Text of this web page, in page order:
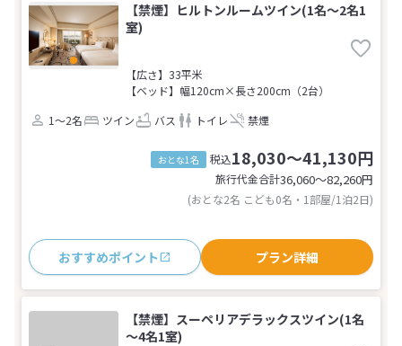
【禁煙】ヒルトンルームツイン(1名～2名1
室)
【広さ】33平米
【ベッド】幅120cm×長さ200cm（2台）
1～2名
ツイン バス トイレ 禁煙
おとな1名 税込18,030～41,130円
旅行代金合計36,060〜82,260円
(おとな2名 こども0名・1部屋/1泊2日)
おすすめポイント プラン詳細
【禁煙】スーペリアデラックスツイン(1名
～4名1室)